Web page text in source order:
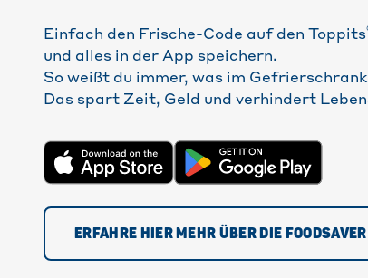
Einfach den Frische-Code auf den Toppits
und alles in der App speichern.
So weißt du immer, was im
Das spart Zeit, Geld und verhindert
ERFAHRE HIER MEHR ÜBER DIE